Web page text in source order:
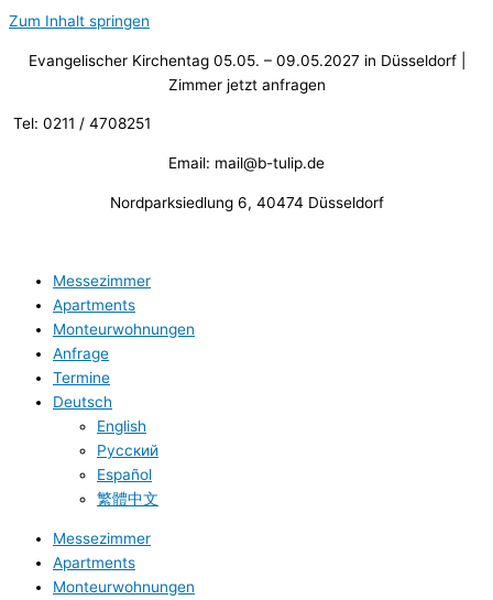
Zum Inhalt springen
Evangelischer Kirchentag 05.05. – 09.05.2027 in Düsseldorf |
Zimmer jetzt anfragen
Tel: 0211 / 4708251
Email: mail@b-tulip.de
Nordparksiedlung 6, 40474 Düsseldorf
Messezimmer
Apartments
Monteurwohnungen
Anfrage
Termine
Deutsch
English
Русский
Español
繁體中文
Messezimmer
Apartments
Monteurwohnungen